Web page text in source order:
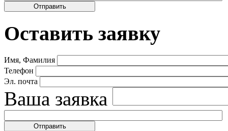
Оставить заявку
Имя, Фамилия
Телефон
Эл. почта
Ваша заявка